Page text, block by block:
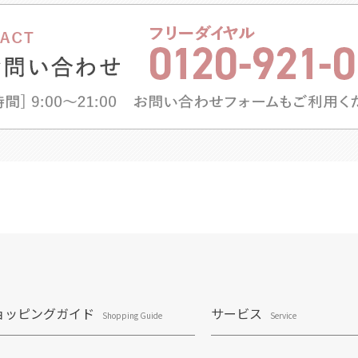
ッピングガイド Shopping Guide サービス Service